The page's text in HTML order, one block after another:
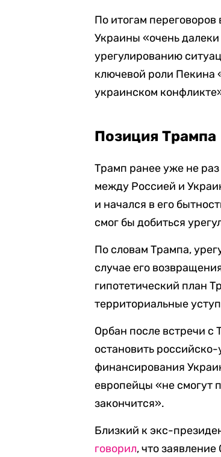
По итогам
Украины «очень
урегулированию
ключевой роли Пекина
украинском
Позиция Трампа
Трамп ранее уже не
между Россией и
и начался в его
смог бы добиться
По словам Трампа,
случае его
гипотетический план
территориальные
Орбан после встречи с
остановить
финансирования
европейцы «не смогут
закончится».
Близкий к экс-
говорил, что